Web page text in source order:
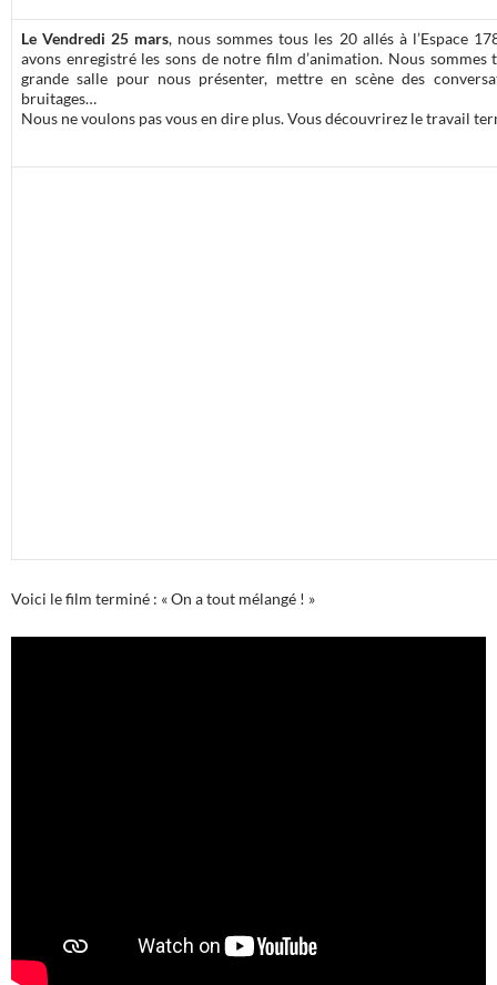
Le Vendredi 25 mars, nous sommes tous les 20 allés à l’Espace
avons enregistré les sons de notre film d’animation. Nous sommes
grande salle pour nous présenter, mettre en scène des
bruitages…
Nous ne voulons pas vous en dire plus. Vous découvrirez le travail
Voici le film terminé : « On a tout mélangé ! »